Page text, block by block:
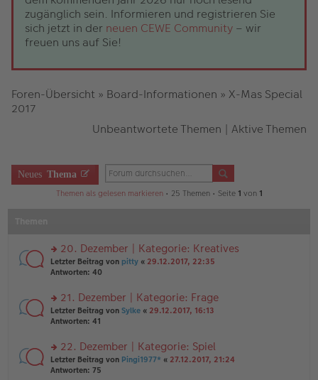
zugänglich sein. Informieren und registrieren Sie
sich jetzt in der neuen CEWE Community – wir
freuen uns auf Sie!
Foren-Übersicht » Board-Informationen » X-Mas Special
2017
Unbeantwortete Themen | Aktive Themen
Neues Thema
Themen als gelesen markieren• 25 Themen • Seite 1 von 1
rs
te
n
g
el
e
n
er
20. Dezember | Kategorie: Kreatives
Letzter Beitrag von pitty « 29.12.2017, 22:35
Antworten: 40
rs
te
n
g
el
21. Dezember | Kategorie: Frage
Letzter Beitrag von Sylke « 29.12.2017, 16:13
Antworten: 41
rs
te
22. Dezember | Kategorie: Spiel
Letzter Beitrag von Pingi1977* « 27.12.2017, 21:24
Antworten: 75